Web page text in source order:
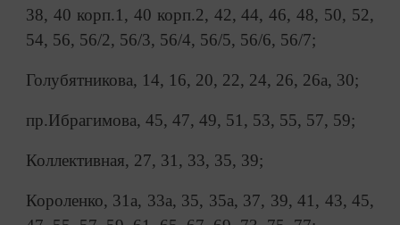
38, 40 корп.1, 40 корп.2, 42, 44, 46, 48, 50, 52,
54, 56, 56/2, 56/3, 56/4, 56/5, 56/6, 56/7;
Голубятникова, 14, 16, 20, 22, 24, 26, 26а, 30;
пр.Ибрагимова, 45, 47, 49, 51, 53, 55, 57, 59;
Коллективная, 27, 31, 33, 35, 39;
Короленко, 31а, 33а, 35, 35а, 37, 39, 41, 43, 45,